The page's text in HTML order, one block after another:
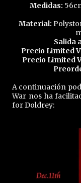
Medidas:
Material:
Salida
Precio Limited
Precio Limited
A continuación
War nos ha
for Doldrey: